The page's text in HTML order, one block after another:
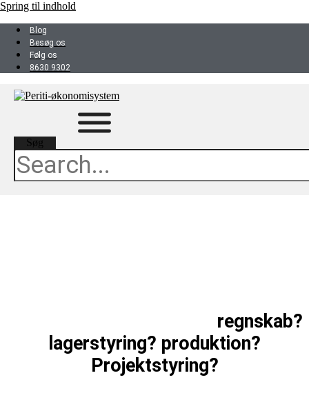
Spring til indhold
Blog
Besøg os
Følg os
8630 9302
Søg
regnskab?
lagerstyring? produktion?
Projektstyring?